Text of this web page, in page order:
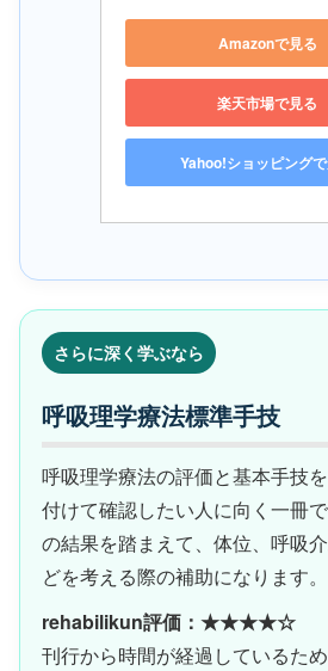
Amazonで見る
楽天市場で見る
Yahoo!ショッピング
さらに深く学ぶなら
呼吸理学療法標準手技
呼吸理学療法の評価と基本手技
付けて確認したい人に向く一冊
の結果を踏まえて、体位、呼吸
どを考える際の補助になります。
rehabilikun評価：★★★★☆
刊行から時間が経過しているた